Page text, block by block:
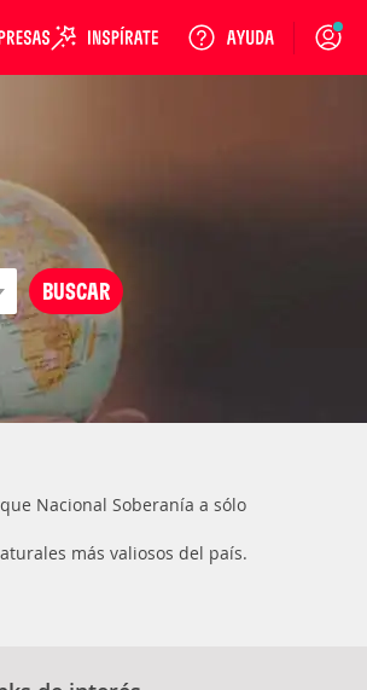
Login
Nacional Soberanía a sólo
más valiosos del país.